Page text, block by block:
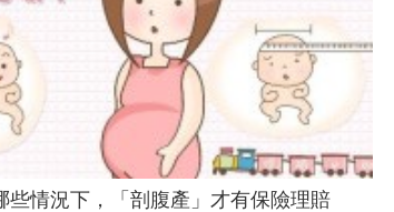
些情況下，「剖腹產」才有保險理賠